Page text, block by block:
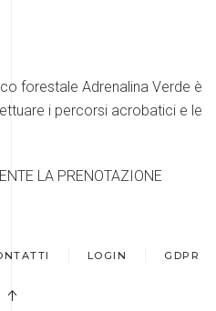
forestale Adrenalina Verde è
i percorsi acrobatici e le
LA PRENOTAZIONE
LOGIN GDPR